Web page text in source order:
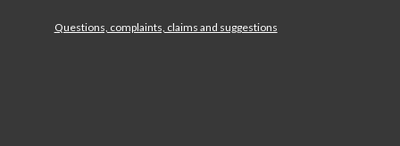
Questions, complaints, claims and suggestions